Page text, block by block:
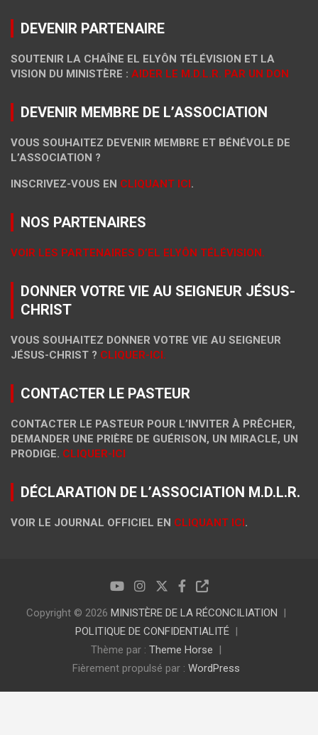
DEVENIR PARTENAIRE
SOUTENIR LA CHAÎNE EL ELYÔN TÉLÉVISION ET LA
VISION DU MINISTÈRE : AIDER LE M.D.L.R. PAR UN DON
DEVENIR MEMBRE DE L’ASSOCIATION
VOUS SOUHAITEZ DEVENIR MEMBRE ET BÉNÉVOLE DE
L’ASSOCIATION ?
INSCRIVEZ-VOUS EN CLIQUANT ICI.
NOS PARTENAIRES
VOIR LES PARTENAIRES D’EL ELYÔN TÉLÉVISION.
DONNER VOTRE VIE AU SEIGNEUR JÉSUS-
CHRIST
VOUS SOUHAITEZ DONNER VOTRE VIE AU SEIGNEUR
JÉSUS-CHRIST ? CLIQUER-ICI.
CONTACTER LE PASTEUR
CONTACTER LE PASTEUR POUR L’INVITER À PRÊCHER,
DEMANDER UNE PRIÈRE DE GUÉRISON, UN MIRACLE, UN
PRODIGE. CLIQUER-ICI
DÉCLARATION DE L’ASSOCIATION M.D.L.R.
VOIR LE JOURNAL OFFICIEL EN CLIQUANT ICI.
Copyright © 2026 MINISTÈRE DE LA RÉCONCILIATION
POLITIQUE DE CONFIDENTIALITÉ
Thème par : Theme Horse
Fièrement propulsé par : WordPress